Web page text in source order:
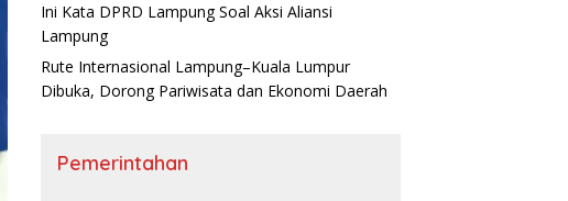
Ini Kata DPRD Lampung Soal Aksi Aliansi
Lampung
Rute Internasional Lampung–Kuala Lumpur
Dibuka, Dorong Pariwisata dan Ekonomi Daerah
Pemerintahan